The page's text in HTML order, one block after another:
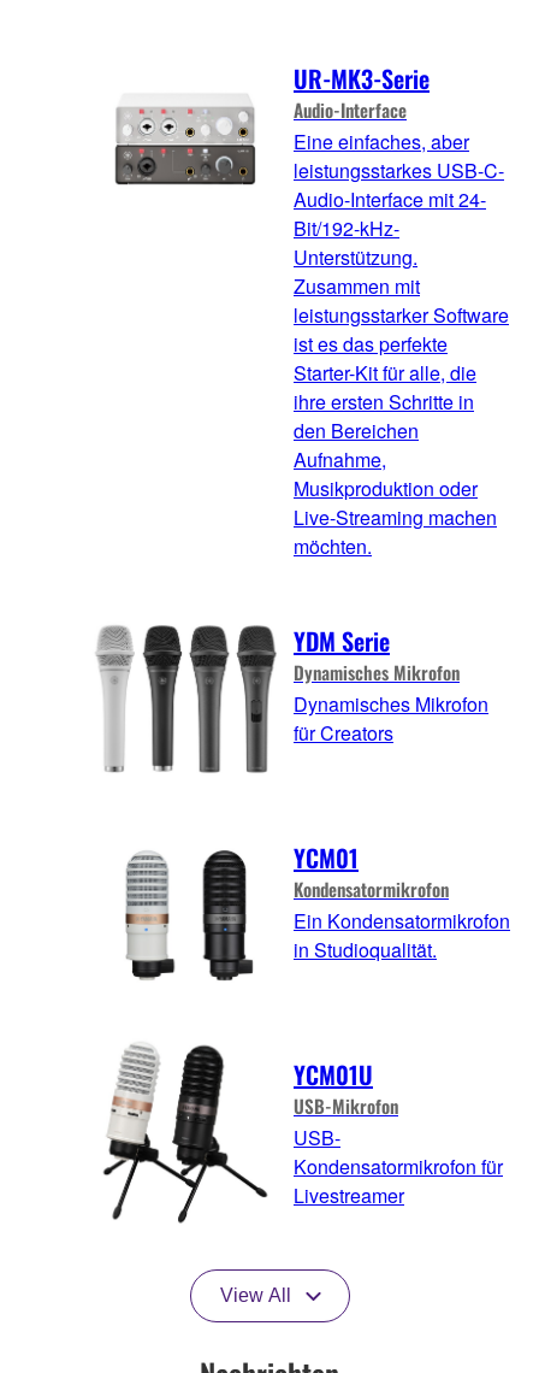
UR-MK3-Serie
Audio-Interface
Eine einfaches, aber
leistungsstarkes USB-C-
Audio-Interface mit 24-
Bit/192-kHz-
Unterstützung.
Zusammen mit
leistungsstarker Software
ist es das perfekte
Starter-Kit für alle, die
ihre ersten Schritte in
den Bereichen
Aufnahme,
Musikproduktion oder
Live-Streaming machen
möchten.
YDM Serie
Dynamisches Mikrofon
Dynamisches Mikrofon
für Creators
YCM01
Kondensatormikrofon
Ein Kondensatormikrofon
in Studioqualität.
YCM01U
USB-Mikrofon
USB-
Kondensatormikrofon für
Livestreamer
View All